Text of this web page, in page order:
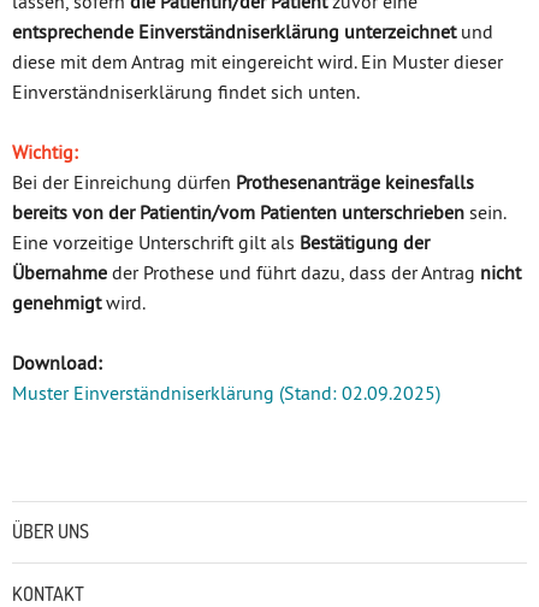
entsprechende Einverständniserklärung unterzeichnetund
diese mit dem Antrag mit eingereicht wird. Ein Muster dieser
Einverständniserklärung findet sich unten.
Wichtig:
Bei der Einreichung dürfen Prothesenanträge keinesfalls
bereits von der Patientin/vom Patienten unterschrieben sein.
Eine vorzeitige Unterschrift gilt als Bestätigung der
Übernahme der Prothese und führt dazu, dass der Antrag nicht
genehmigtwird.
Download:
Muster Einverständniserklärung (Stand: 02.09.2025)
ÜBER UNS
KONTAKT